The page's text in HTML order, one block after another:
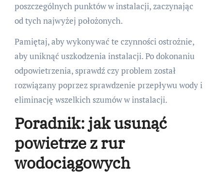
poszczególnych punktów w instalacji, zaczynając
od tych najwyżej położonych.
Pamiętaj, aby wykonywać te czynności ostrożnie,
aby uniknąć uszkodzenia instalacji. Po dokonaniu
odpowietrzenia, sprawdź czy problem został
rozwiązany poprzez sprawdzenie przepływu wody i
eliminację wszelkich szumów w instalacji.
Poradnik: jak usunąć
powietrze z rur
wodociągowych